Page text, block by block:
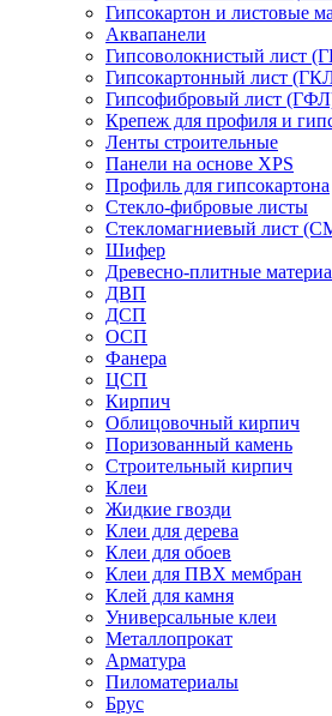
Гипсокартон и листовые
Аквапанели
Гипсоволокнистый лист
Гипсокартонный лист
Гипсофибровый лист
Крепеж для профиля и
Ленты строительные
Панели на основе XPS
Профиль для гипсокартона
Стекло-фибровые листы
Стекломагниевый лист
Шифер
Древесно-плитные
ДВП
ДСП
ОСП
Фанера
ЦСП
Кирпич
Облицовочный кирпич
Поризованный камень
Строительный кирпич
Клеи
Жидкие гвозди
Клеи для дерева
Клеи для обоев
Клеи для ПВХ мембран
Клей для камня
Универсальные клеи
Металлопрокат
Арматура
Пиломатериалы
Брус